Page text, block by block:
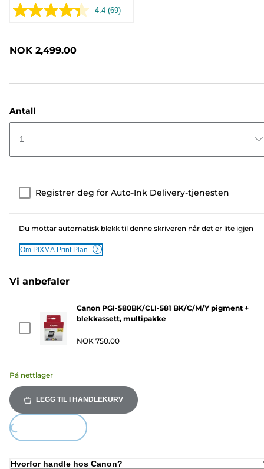
4.4 Les
(69)
NOK 2,499.00
Antall
1
Registrer deg for Auto-Ink Delivery-tjenesten
Du mottar automatisk blekk til denne skriveren når det er lite igjen
Om PIXMA Print Plan
Vi anbefaler
Canon PGI-580BK/CLI-581 BK/C/M/Y pigment +
blekkassett, multipakke
NOK 750.00
På nettlager
LEGG TIL I HANDLEKURV
Hvorfor handle hos Canon?